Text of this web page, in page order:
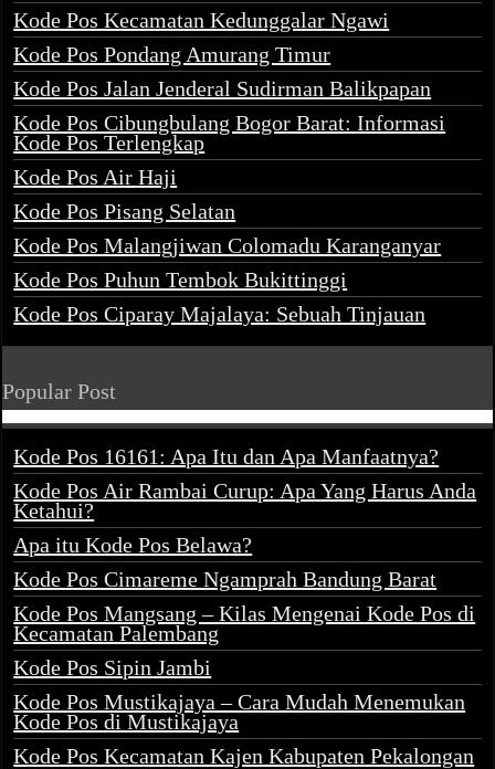
Kode Pos Kecamatan Kedunggalar Ngawi
Kode Pos Pondang Amurang Timur
Kode Pos Jalan Jenderal Sudirman Balikpapan
Kode Pos Cibungbulang Bogor Barat: Informasi
Kode Pos Terlengkap
Kode Pos Air Haji
Kode Pos Pisang Selatan
Kode Pos Malangjiwan Colomadu Karanganyar
Kode Pos Puhun Tembok Bukittinggi
Kode Pos Ciparay Majalaya: Sebuah Tinjauan
Popular Post
Kode Pos 16161: Apa Itu dan Apa Manfaatnya?
Kode Pos Air Rambai Curup: Apa Yang Harus Anda
Ketahui?
Apa itu Kode Pos Belawa?
Kode Pos Cimareme Ngamprah Bandung Barat
Kode Pos Mangsang – Kilas Mengenai Kode Pos di
Kecamatan Palembang
Kode Pos Sipin Jambi
Kode Pos Mustikajaya – Cara Mudah Menemukan
Kode Pos di Mustikajaya
Kode Pos Kecamatan Kajen Kabupaten Pekalongan